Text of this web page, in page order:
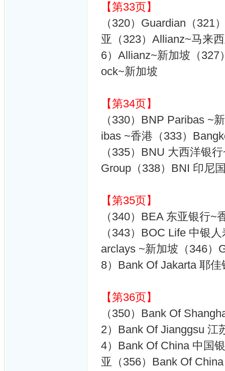
【第33页】
（320）Guardian（321
亚（323）Allianz~马来
6）Allianz~新加坡（327
ock~新加坡
【第34页】
（330）BNP Paribas ~
ibas ~香港（333）
（335）BNU 大西洋银
Group（338）BNI 印尼
【第35页】
（340）BEA 东亚银行
（343）BOC Life 中银
arclays ~新加坡（346）
8）Bank Of Jakarta 耶
【第36页】
（350）Bank Of
2）Bank Of Jianggsu 江
4）Bank Of China 中国
亚（356）Bank Of